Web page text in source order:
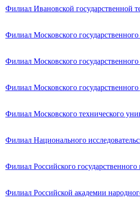
Филиал Ивановской государственной
Филиал Московского
Филиал Московского
Филиал Московского
Филиал Московского технического
Филиал Национального
Филиал Российского
Филиал Российской академии